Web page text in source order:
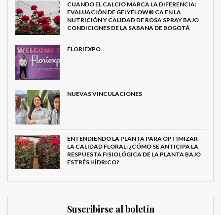
CUANDO EL CALCIO MARCA LA DIFERENCIA:
EVALUACIÓN DE GELYFLOW® CA EN LA
NUTRICIÓN Y CALIDAD DE ROSA SPRAY BAJO
CONDICIONES DE LA SABANA DE BOGOTÁ
FLORIEXPO
NUEVAS VINCULACIONES
ENTENDIENDO LA PLANTA PARA OPTIMIZAR
LA CALIDAD FLORAL: ¿CÓMO SE ANTICIPA LA
RESPUESTA FISIOLÓGICA DE LA PLANTA BAJO
ESTRÉS HÍDRICO?
Suscribirse al boletín